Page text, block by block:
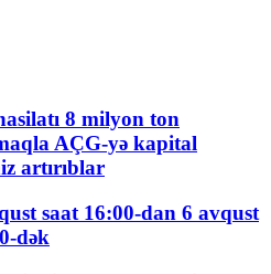
8 milyon ton
AÇG-yə kapital
artırıblar
saat 16:00-dan 6 avqust
dək